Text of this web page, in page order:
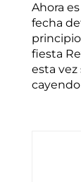
Ahora
fecha
fiesta
esta vez